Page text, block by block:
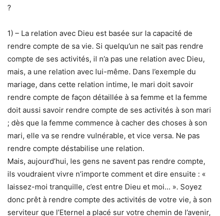
?
1) – La relation avec Dieu est basée sur la capacité de
rendre compte de sa vie. Si quelqu’un ne sait pas rendre
compte de ses activités, il n’a pas une relation avec Dieu,
mais, a une relation avec lui-même. Dans l’exemple du
mariage, dans cette relation intime, le mari doit savoir
rendre compte de façon détaillée à sa femme et la femme
doit aussi savoir rendre compte de ses activités à son mari
; dès que la femme commence à cacher des choses à son
mari, elle va se rendre vulnérable, et vice versa. Ne pas
rendre compte déstabilise une relation.
Mais, aujourd’hui, les gens ne savent pas rendre compte,
ils voudraient vivre n’importe comment et dire ensuite : «
laissez-moi tranquille, c’est entre Dieu et moi… ». Soyez
donc prêt à rendre compte des activités de votre vie, à son
serviteur que l’Eternel a placé sur votre chemin de l’avenir,